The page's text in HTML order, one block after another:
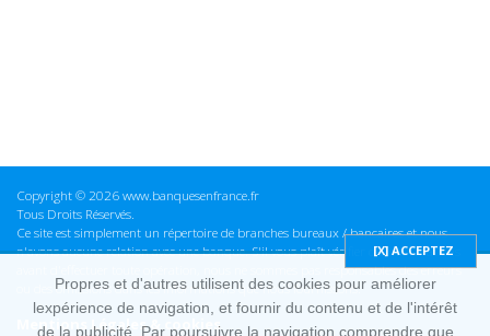
Copyright © 2026 www.banquesenfrance.fr
Tous Droits Réservés.
Ce site est simplement un répertoire de branches bureaux / bancaires et nous
n'avons aucune relation avec une banque. S'il vous plaît vérifier ces informations
avant d'effectuer toute opération, nous ne sommes pas responsables des erreurs
ou des omissions dans les informations que nous fournissons.
Mentions Légales & cookies
Propres et d'autres utilisent des cookies pour améliorer
lexpérience de navigation, et fournir du contenu et de l'intérêt
de la publicité. Par poursuivre la navigation comprendre que